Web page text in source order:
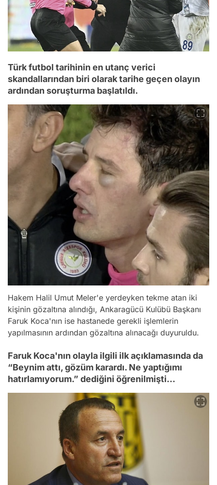
Türk futbol tarihinin en utanç verici
skandallarından biri olarak tarihe geçen olayın
ardından soruşturma başlatıldı.
Hakem Halil Umut Meler'e yerdeyken tekme atan iki
kişinin gözaltına alındığı, Ankaragücü Kulübü Başkanı
Faruk Koca'nın ise hastanede gerekli işlemlerin
yapılmasının ardından gözaltına alınacağı duyuruldu.
Faruk Koca'nın olayla ilgili ilk açıklamasında da
“Beynim attı, gözüm karardı. Ne yaptığımı
hatırlamıyorum.” dediğini öğrenilmişti...